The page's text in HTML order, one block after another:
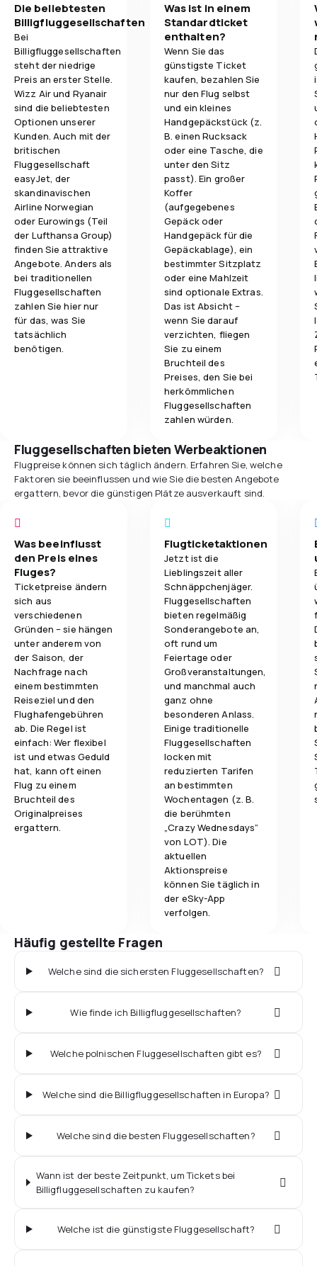
Die beliebtesten
Billigfluggesellschaften
Bei
Billigfluggesellschaften
steht der niedrige
Preis an erster Stelle.
Wizz Air und Ryanair
sind die beliebtesten
Optionen unserer
Kunden. Auch mit der
britischen
Fluggesellschaft
easyJet, der
skandinavischen
Airline Norwegian
oder Eurowings (Teil
der Lufthansa Group)
finden Sie attraktive
Angebote. Anders als
bei traditionellen
Fluggesellschaften
zahlen Sie hier nur
für das, was Sie
tatsächlich
benötigen.
Was ist in einem
Standardticket
enthalten?
Wenn Sie das
günstigste Ticket
kaufen, bezahlen Sie
nur den Flug selbst
und ein kleines
Handgepäckstück (z.
B. einen Rucksack
oder eine Tasche, die
unter den Sitz
passt). Ein großer
Koffer
(aufgegebenes
Gepäck oder
Handgepäck für die
Gepäckablage), ein
bestimmter Sitzplatz
oder eine Mahlzeit
sind optionale Extras.
Das ist Absicht –
wenn Sie darauf
verzichten, fliegen
Sie zu einem
Bruchteil des
Preises, den Sie bei
herkömmlichen
Fluggesellschaften
zahlen würden.
Fluggesellschaften bieten Werbeaktionen
Flugpreise können sich täglich ändern. Erfahren Sie, welche
Faktoren sie beeinflussen und wie Sie die besten Angebote
ergattern, bevor die günstigen Plätze ausverkauft sind.
Was beeinflusst
den Preis eines
Fluges?
Ticketpreise ändern
sich aus
verschiedenen
Gründen – sie hängen
unter anderem von
der Saison, der
Nachfrage nach
einem bestimmten
Reiseziel und den
Flughafengebühren
ab. Die Regel ist
einfach: Wer flexibel
ist und etwas Geduld
hat, kann oft einen
Flug zu einem
Bruchteil des
Originalpreises
ergattern.
Flugticketaktionen
Jetzt ist die
Lieblingszeit aller
Schnäppchenjäger.
Fluggesellschaften
bieten regelmäßig
Sonderangebote an,
oft rund um
Feiertage oder
Großveranstaltungen,
und manchmal auch
ganz ohne
besonderen Anlass.
Einige traditionelle
Fluggesellschaften
locken mit
reduzierten Tarifen
an bestimmten
Wochentagen (z. B.
die berühmten
„Crazy Wednesdays“
von LOT). Die
aktuellen
Aktionspreise
können Sie täglich in
der eSky-App
verfolgen.
Häufig gestellte Fragen
Welche sind die sichersten Fluggesellschaften?
Wie finde ich Billigfluggesellschaften?
Welche polnischen Fluggesellschaften gibt es?
Welche sind die Billigfluggesellschaften in Europa?
Welche sind die besten Fluggesellschaften?
Wann ist der beste Zeitpunkt, um Tickets bei
Billigfluggesellschaften zu kaufen?
Welche ist die günstigste Fluggesellschaft?